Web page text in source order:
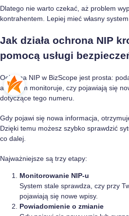
Dlatego nie warto czekać, aż problem
kontrahentem. Lepiej mieć własny
Jak działa ochrona NIP
pomocą usługi
Ochrona NIP w BizScope jest prosta:
a system monitoruje, czy pojawiają się
dotyczące tego numeru.
Gdy pojawi się nowa informacja,
Dzięki temu możesz szybko sprawdzić
co dalej.
Najważniejsze są trzy etapy:
Monitorowanie NIP-u
System stale sprawdza, czy przy
pojawiają się nowe wpisy.
Powiadomienie o zmianie